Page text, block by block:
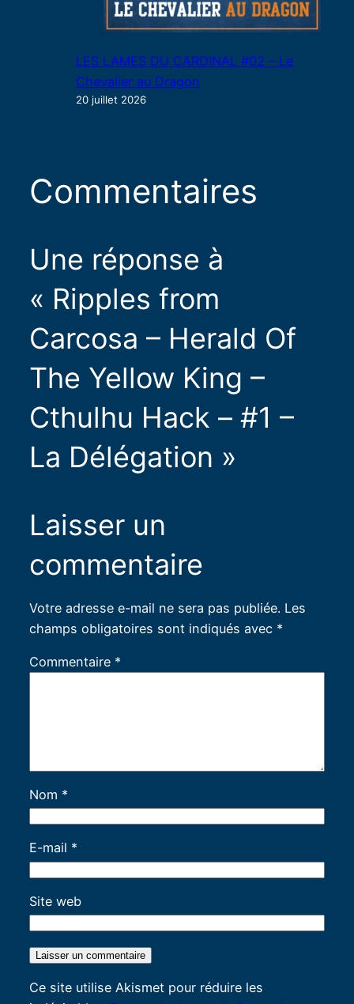
LES LAMES DU CARDINAL #02 – Le
Chevalier au Dragon
20 juillet 2026
Commentaires
Une réponse à
« Ripples from
Carcosa – Herald Of
The Yellow King –
Cthulhu Hack – #1 –
La Délégation »
Laisser un
commentaire
Votre adresse e-mail ne sera pas publiée. Les
champs obligatoires sont indiqués avec *
Commentaire *
Nom *
E-mail *
Site web
Ce site utilise Akismet pour réduire les